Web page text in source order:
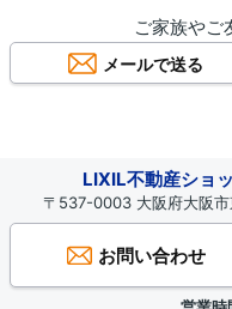
ご家族やご
メールで送る
LIXIL不動産ショ
〒537-0003 大阪府大阪市
お問い合わせ